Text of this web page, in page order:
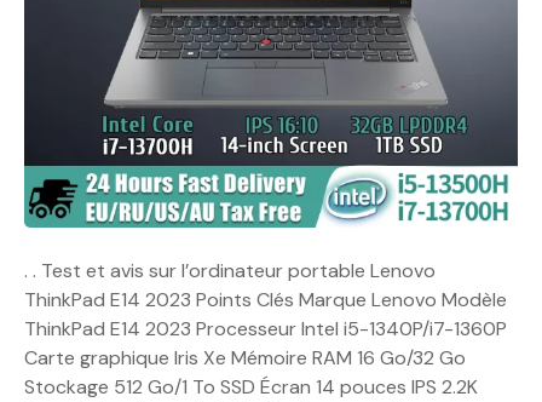
. . Test et avis sur l’ordinateur portable Lenovo
ThinkPad E14 2023 Points Clés Marque Lenovo Modèle
ThinkPad E14 2023 Processeur Intel i5-1340P/i7-1360P
Carte graphique Iris Xe Mémoire RAM 16 Go/32 Go
Stockage 512 Go/1 To SSD Écran 14 pouces IPS 2.2K